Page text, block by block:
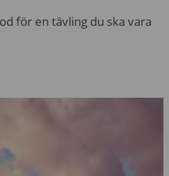
för en tävling du ska vara